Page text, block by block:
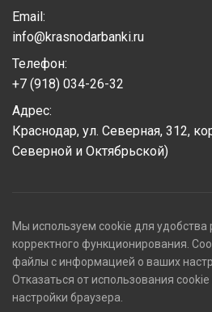
Email:
info@krasnodarbanki.ru
Телефон:
+7 (918) 034-26-32
Адрес:
Краснодар, ул. Северная, 312,
Северной и Октябрьской)
Мы используем cookie для удобства
корректного функционирования.
файлы с информацией о ваших
Отказаться от использования
настройки браузера.